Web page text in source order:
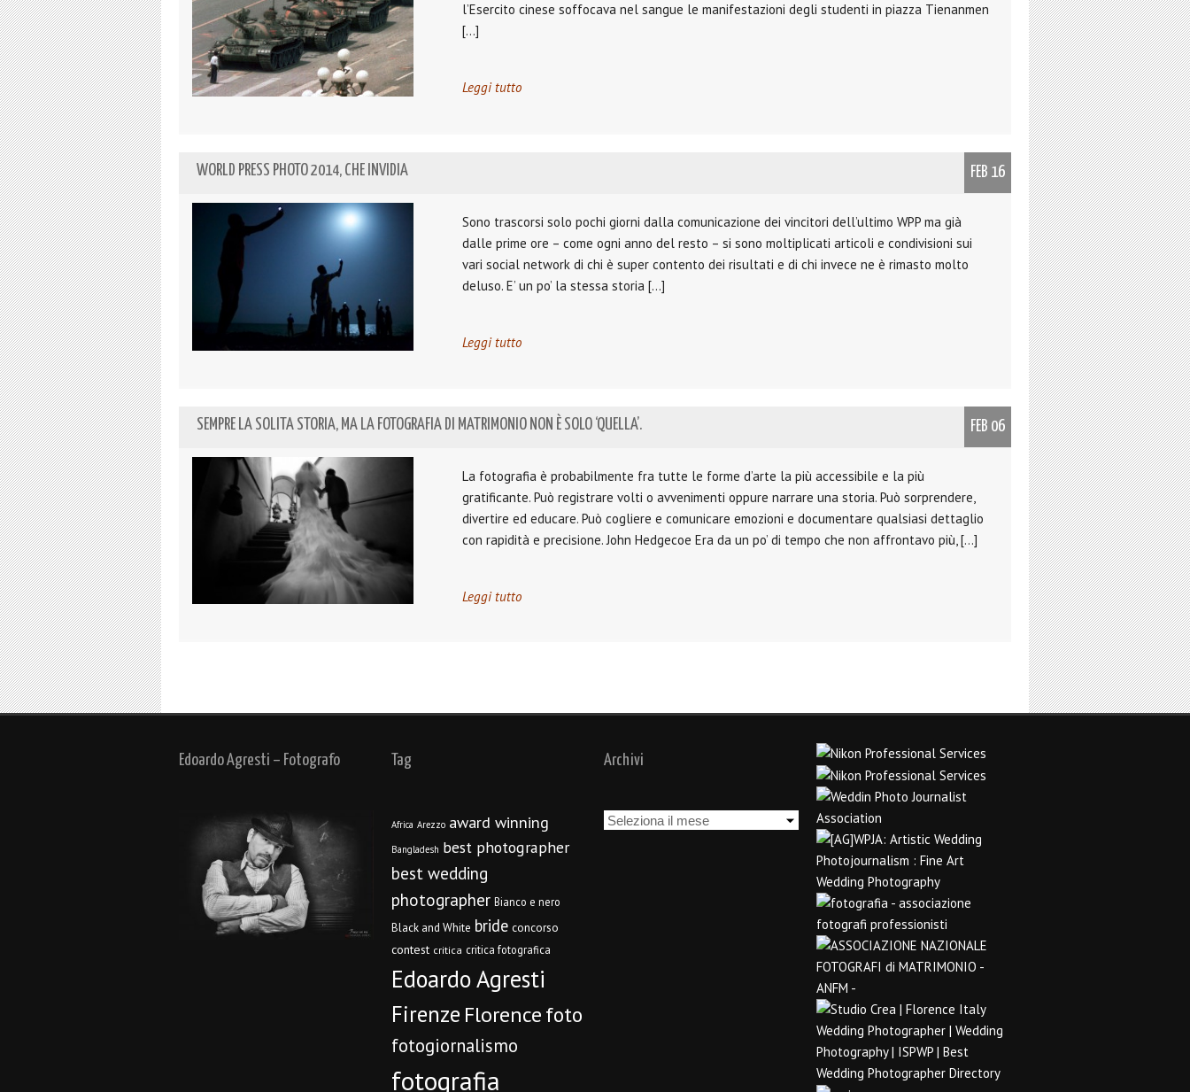
l’Esercito cinese soffocava nel sangue le manifestazioni degli studenti in piazza Tienanmen
[…]
Leggi tutto
WORLD PRESS PHOTO 2014, CHE INVIDIA FEB 16
Sono trascorsi solo pochi giorni dalla comunicazione dei vincitori dell’ultimo WPP ma già
dalle prime ore – come ogni anno del resto – si sono moltiplicati articoli e condivisioni sui
vari social network di chi è super contento dei risultati e di chi invece ne è rimasto molto
deluso. E’ un po’ la stessa storia […]
Leggi tutto
SEMPRE LA SOLITA STORIA, MA LA FOTOGRAFIA DI MATRIMONIO NON È SOLO ‘QUELLA’. FEB 06
La fotografia è probabilmente fra tutte le forme d’arte la più accessibile e la più
gratificante. Può registrare volti o avvenimenti oppure narrare una storia. Può sorprendere,
divertire ed educare. Può cogliere e comunicare emozioni e documentare qualsiasi dettaglio
con rapidità e precisione. John Hedgecoe Era da un po’ di tempo che non affrontavo più, […]
Leggi tutto
Edoardo Agresti – Fotografo Tag
Africa Arezzo award winning
Bangladesh best photographer
best wedding
photographer Bianco e nero
Black and White bride concorso
contest critica critica fotografica
Edoardo Agresti
Firenze Florencefoto
fotogiornalismo
fotografia
Archivi
Archivi